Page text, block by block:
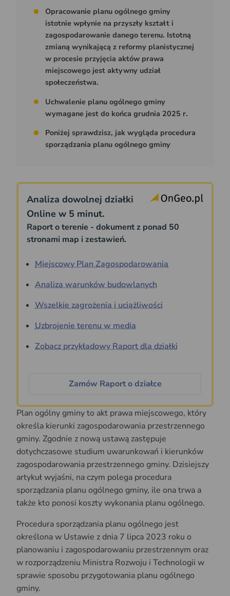
Opracowanie planu ogólnego gminy
istotnie wpłynie na przyszły kształt i
zagospodarowanie danego terenu. Istotną
zmianą wynikającą z reformy planistycznej
w procesie przyjęcia aktów prawa
miejscowego jest aktywny udział
społeczeństwa.
Uchwalenie planu ogólnego gminy
wymagane jest do końca grudnia 2025 r.
Poniżej sprawdzisz, jak wygląda procedura
sporządzania planu ogólnego gminy
Analiza dowolnej działki
Online w 5 minut.
Raport o terenie - dokument z ponad 50
stronami map i zestawień.
Miejscowy Plan Zagospodarowania
Analiza warunków budowlanych
Wszelkie zagrożenia i uciążliwości
Uzbrojenie terenu w media
Zobacz przykładowy Raport dla działki
Zamów Raport o działce
Plan ogólny gminy to akt prawa miejscowego, który
określa kierunki zagospodarowania przestrzennego
gminy. Zgodnie z nową ustawą zastępuje
dotychczasowe studium uwarunkowań i kierunków
zagospodarowania przestrzennego gminy. Dzisiejszy
artykuł wyjaśni, na czym polega procedura
sporządzania planu ogólnego gminy, ile ona trwa a
także kto ponosi koszty wykonania planu ogólnego.
Procedura sporządzania planu ogólnego jest
określona w Ustawie z dnia 7 lipca 2023 roku o
planowaniu i zagospodarowaniu przestrzennym oraz
w rozporządzeniu Ministra Rozwoju i Technologii w
sprawie sposobu przygotowania planu ogólnego
gminy.